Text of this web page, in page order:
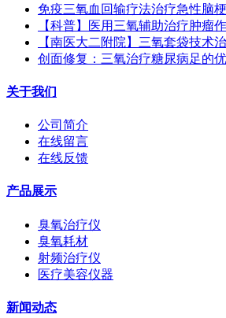
免疫三氧血回输疗法治疗急性脑
【科普】医用三氧辅助治疗肿瘤
【南医大二附院】三氧套袋技术
创面修复：三氧治疗糖尿病足的
关于我们
公司简介
在线留言
在线反馈
产品展示
臭氧治疗仪
臭氧耗材
射频治疗仪
医疗美容仪器
新闻动态